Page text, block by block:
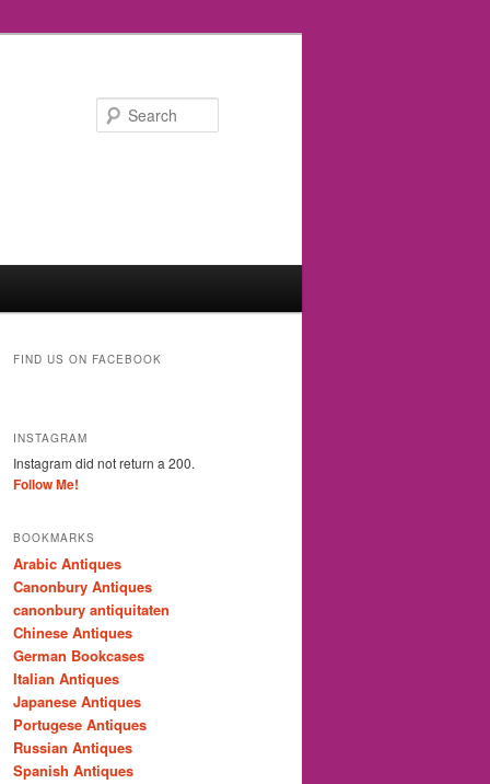
FIND US ON FACEBOOK
INSTAGRAM
Instagram did not return a 200.
Follow Me!
BOOKMARKS
Arabic Antiques
Canonbury Antiques
canonbury antiquitaten
Chinese Antiques
German Bookcases
Italian Antiques
Japanese Antiques
Portugese Antiques
Russian Antiques
Spanish Antiques